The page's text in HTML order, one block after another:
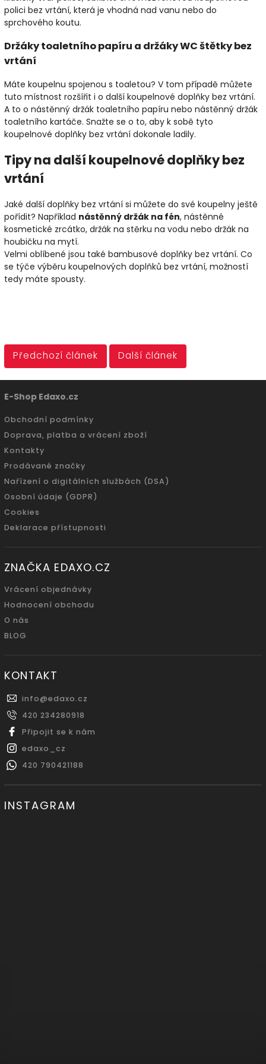
polici bez vrtání, která je vhodná nad vanu nebo do
sprchového koutu.
Držáky toaletního papíru a držáky WC štětky bez
vrtání
Máte koupelnu spojenou s toaletou? V tom případě můžete
tuto místnost rozšířit i o další koupelnové doplňky bez vrtání.
A to o nástěnný držák toaletního papíru nebo nástěnný držák
toaletního kartáče. Snažte se o to, aby k sobě tyto
koupelnové doplňky bez vrtání dokonale ladily.
Tipy na další koupelnové doplňky bez
vrtání
Jaké další doplňky bez vrtání si můžete do své koupelny ještě
pořídit? Například nástěnný držák na fén, nástěnné
kosmetické zrcátko, držák na stěrku na vodu nebo držák na
houbičku na mytí.
Velmi oblíbené jsou také bambusové doplňky bez vrtání. Co
se týče výběru koupelnových doplňků bez vrtání, možností
tedy máte spousty.
Předchozí článek Další článek
E-Shop Edaxo.cz
Obchodní podmínky
Doprava, platba a vrácení zboží
Kontakty
Prodávané značky
Nařízení o digitálních službách (DSA)
Osobní údaje (GDPR)
Cookies
Deklarace přístupnosti
ZNAČKA EDAXO.CZ
Vrácení objednávky
Hodnocení obchodu
O nás
BLOG
KONTAKT
info@edaxo.cz
420 234280918
Připojit se k nám
edaxo_cz
420 790421188
INSTAGRAM